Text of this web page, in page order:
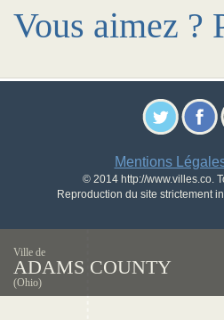
Vous aimez ?
Mentions
© 2014 http://www.villes.co.
Reproduction du site strictement
Ville de
ADAMS COUNTY
(Ohio)